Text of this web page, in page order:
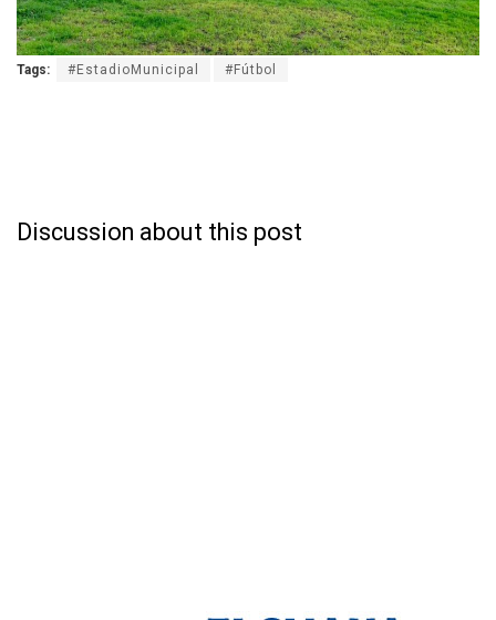
Tags: #EstadioMunicipal #Fútbol
Discussion about this post